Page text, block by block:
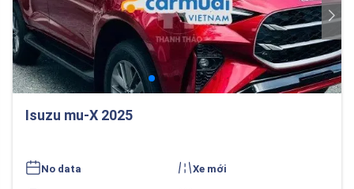
Isuzu mu-X 2025
No data Xe mới